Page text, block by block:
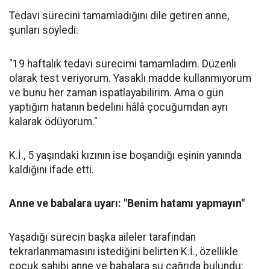
Tedavi sürecini tamamladığını dile getiren anne,
şunları söyledi:
"19 haftalık tedavi sürecimi tamamladım. Düzenli
olarak test veriyorum. Yasaklı madde kullanmıyorum
ve bunu her zaman ispatlayabilirim. Ama o gün
yaptığım hatanın bedelini hâlâ çocuğumdan ayrı
kalarak ödüyorum."
K.İ., 5 yaşındaki kızının ise boşandığı eşinin yanında
kaldığını ifade etti.
Anne ve babalara uyarı: "Benim hatamı yapmayın"
Yaşadığı sürecin başka aileler tarafından
tekrarlanmamasını istediğini belirten K.İ., özellikle
çocuk sahibi anne ve babalara şu çağrıda bulundu: